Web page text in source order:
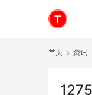
首页 资讯